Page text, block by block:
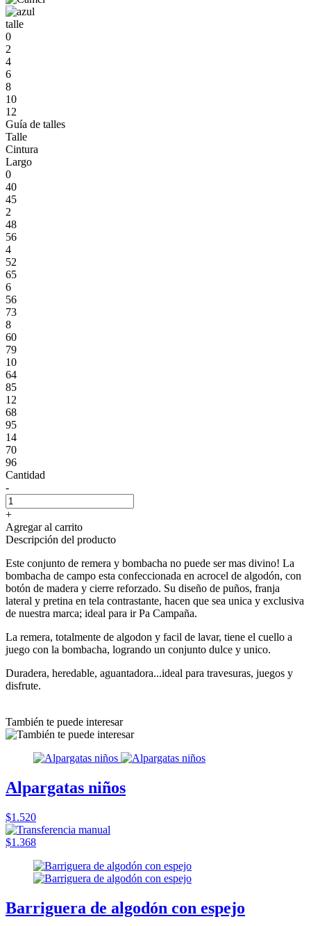
talle
0
2
4
6
8
10
12
Guía de talles
Talle
Cintura
Largo
0
40
45
2
48
56
4
52
65
6
56
73
8
60
79
10
64
85
12
68
95
14
70
96
Cantidad
-
+
Agregar al carrito
Descripción del producto
Este conjunto de remera y bombacha no puede ser mas divino! La
bombacha de campo esta confeccionada en acrocel de algodón, con
botón de madera y cierre reforzado. Su diseño de puños, franja
lateral y pretina en tela contrastante, hacen que sea unica y exclusiva
de nuestra marca; ideal para ir Pa Campaña.
La remera, totalmente de algodon y facil de lavar, tiene el cuello a
juego con la bombacha, logrando un conjunto dulce y unico.
Duradera, heredable, aguantadora...ideal para travesuras, juegos y
disfrute.
También te puede interesar
Alpargatas niños
$1.520
$1.368
Barriguera de algodón con espejo